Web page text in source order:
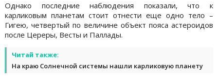
Однако последние наблюдения показали, что к
карликовым планетам стоит отнести еще одно тело –
Гигею, четвертый по величине объект пояса астероидов
после Цереры, Весты и Паллады.
Читай также:
На краю Солнечной системы нашли карликовую планету